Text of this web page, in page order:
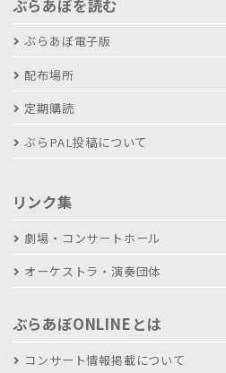
ぶらあぼを読む
ぶらあぼ電子版
配布場所
定期購読
ぶらPAL投稿について
リンク集
劇場・コンサートホール
オーケストラ・演奏団体
ぶらあぼONLINEとは
コンサート情報掲載について